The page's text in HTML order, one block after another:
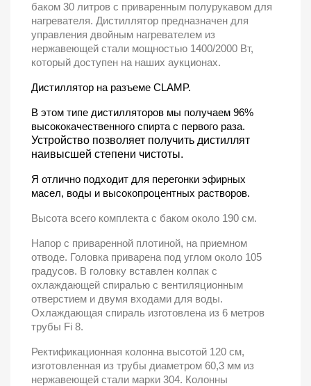
баком 30 литров с приваренным полурукавом для
нагревателя. Дистиллятор предназначен для
управления двойным нагревателем из
нержавеющей стали мощностью 1400/2000 Вт,
который доступен на наших аукционах.
Дистиллятор на разъеме CLAMP.
В этом типе дистилляторов мы получаем 96%
высококачественного спирта с первого раза.
Устройство позволяет получить дистиллят
наивысшей степени чистоты.
Я отлично подходит для перегонки эфирных
масел, воды и высокопроцентных растворов.
Высота всего комплекта с баком около 190 см.
Напор с приваренной плотиной, на приемном
отводе. Головка приварена под углом около 105
градусов. В головку вставлен колпак с
охлаждающей спиралью с вентиляционным
отверстием и двумя входами для воды.
Охлаждающая спираль изготовлена ​​из 6 метров
трубы Fi 8.
Ректификационная колонна высотой 120 см,
изготовленная из трубы диаметром 60,3 мм из
нержавеющей стали марки 304. Колонны